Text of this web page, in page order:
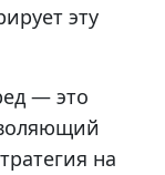
эту
— это
на